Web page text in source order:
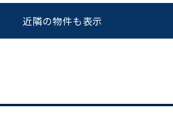
近隣の物件も表示